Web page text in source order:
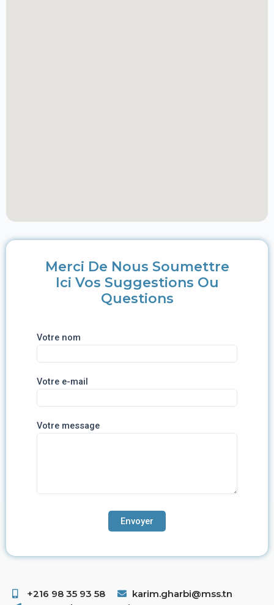
Merci De Nous Soumettre
Ici Vos Suggestions Ou
Questions
Votre nom
Votre e-mail
Votre message
+216 98 35 93 58 ​
karim.gharbi@mss.tn